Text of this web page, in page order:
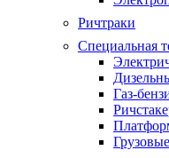
Ричтраки
Специальная
Газ-